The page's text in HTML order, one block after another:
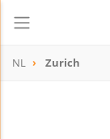
NL Zurich